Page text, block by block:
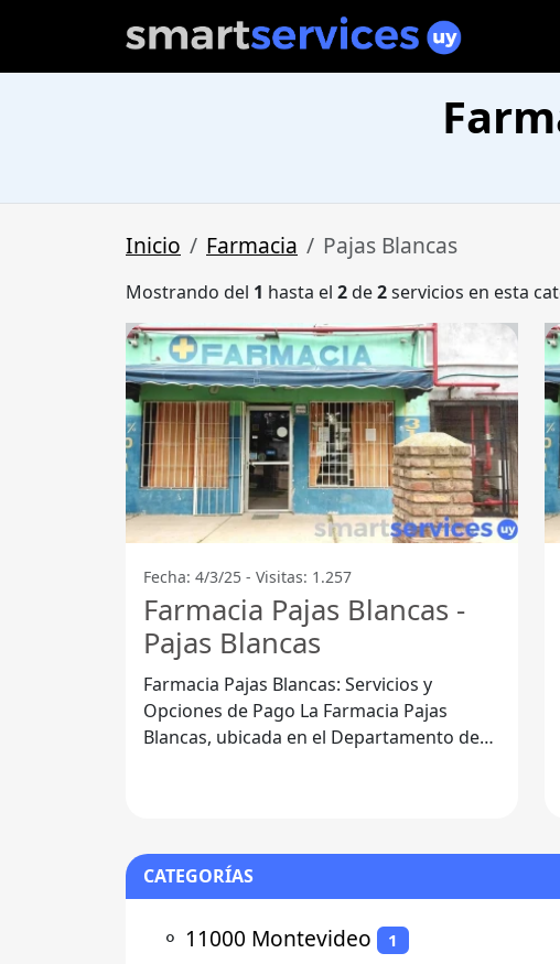
Inicio Farmacia Pajas Blancas
Mostrando del 1 hasta el 2de2servicios en esta
Fecha: 4/3/25 - Visitas: 1.257
Farmacia Pajas Blancas -
Pajas Blancas
Farmacia Pajas Blancas: Servicios y
Opciones de Pago La Farmacia Pajas
Blancas, ubicada en el Departamento de
CATEGORÍAS
⚬ 11000 Montevideo 1